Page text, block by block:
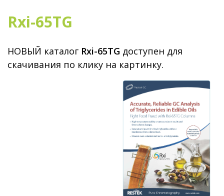
Rxi-65TG
НОВЫЙ каталог Rxi-65TG доступен для
скачивания по клику на картинку.